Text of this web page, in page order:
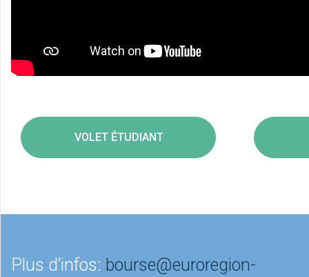
VOLET ÉTUDIANT
Plus d’infos: bourse@euroregion-